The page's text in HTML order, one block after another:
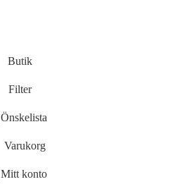
Butik
Filter
Önskelista
Varukorg
Mitt konto